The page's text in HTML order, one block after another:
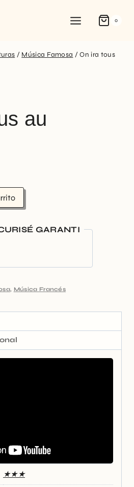
0
/ Música Famosa / On ira tous
au
GARANTI
, Música Francés
★★★